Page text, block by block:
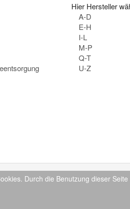
Hier Hersteller
A-D
E-H
I-L
M-P
Q-T
U-Z
Durch die Benutzung dieser